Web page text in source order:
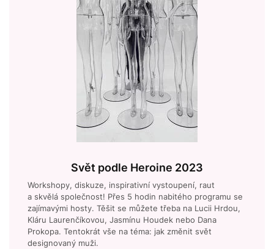
Svět podle Heroine 2023
Workshopy, diskuze, inspirativní vystoupení, raut
a skvělá společnost! Přes 5 hodin nabitého programu se
zajímavými hosty. Těšit se můžete třeba na Lucii Hrdou,
Kláru Laurenčíkovou, Jasmínu Houdek nebo Dana
Prokopa. Tentokrát vše na téma: jak změnit svět
designovaný muži.